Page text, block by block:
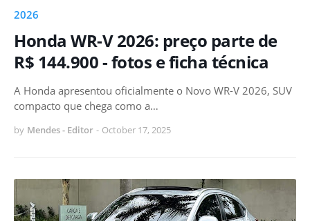
2026
Honda WR-V 2026: preço parte de
R$ 144.900 - fotos e ficha técnica
A Honda apresentou oficialmente o Novo WR-V 2026, SUV
compacto que chega como a…
by Mendes - Editor - October 17, 2025